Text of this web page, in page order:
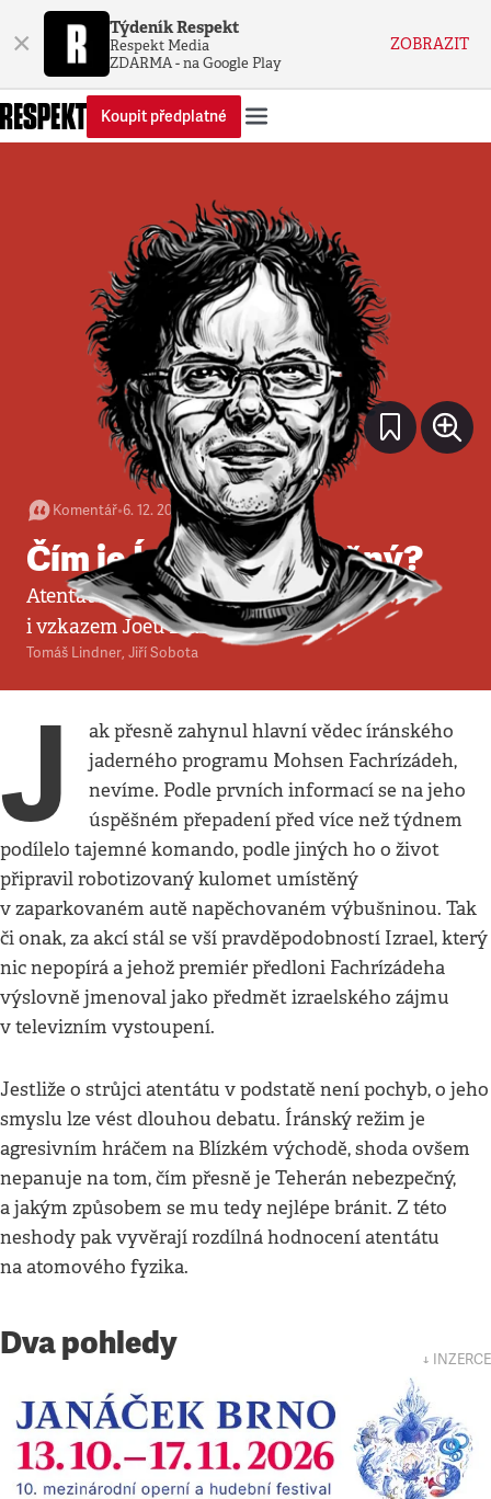
× Týdeník Respekt
Respekt Media
ZDARMA - na Google Play
ZOBRAZIT
Koupit předplatné
Komentář•6. 12. 2020 •4minuty
Čím je Írán nebezpečný?
Atentát na íránského jaderného vědce je
i vzkazem Joeu Bidenovi
Tomáš Lindner, Jiří Sobota
J
ak přesně zahynul hlavní vědec íránského
jaderného programu Mohsen Fachrízádeh,
nevíme. Podle prvních informací se na jeho
úspěšném přepadení před více než týdnem
podílelo tajemné komando, podle jiných ho o život
připravil robotizovaný kulomet umístěný
v zaparkovaném autě napěchovaném výbušninou. Tak
či onak, za akcí stál se vší pravděpodobností Izrael, který
nic nepopírá a jehož premiér předloni Fachrízádeha
výslovně jmenoval jako předmět izraelského zájmu
v televizním vystoupení.
Jestliže o strůjci atentátu v podstatě není pochyb, o jeho
smyslu lze vést dlouhou debatu. Íránský režim je
agresivním hráčem na Blízkém východě, shoda ovšem
nepanuje na tom, čím přesně je Teherán nebezpečný,
a jakým způsobem se mu tedy nejlépe bránit. Z této
neshody pak vyvěrají rozdílná hodnocení atentátu
na atomového fyzika.
Dva pohledy ↓ INZERCE